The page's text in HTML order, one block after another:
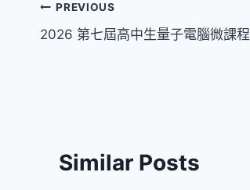
PREVIOUS
2026 第七屆高中生量子電腦微課程
Similar Posts